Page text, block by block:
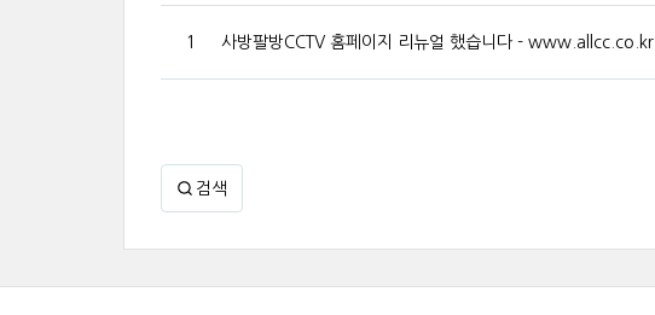
1 사방팔방CCTV 홈페이지 리뉴얼 했습니다 - www.allcc.co.kr
검색